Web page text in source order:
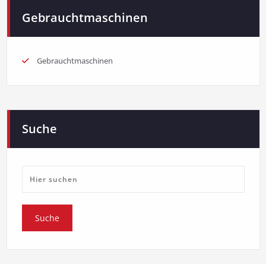
Gebrauchtmaschinen
Gebrauchtmaschinen
Suche